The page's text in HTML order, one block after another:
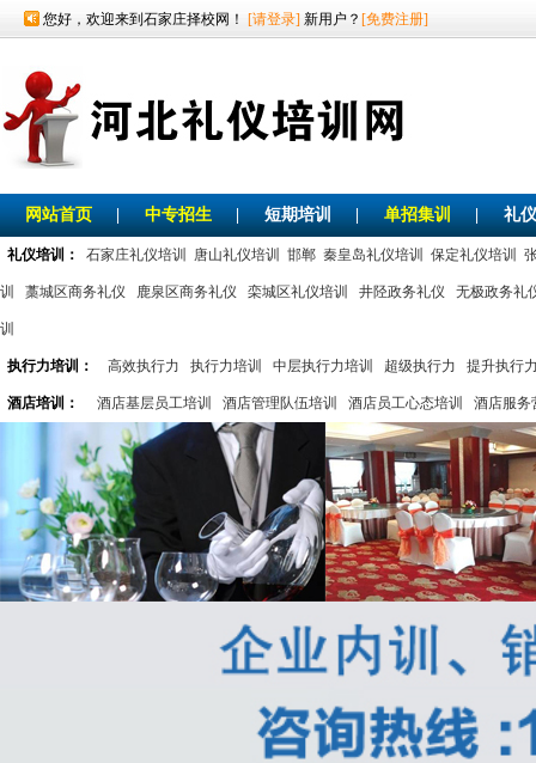
您好，欢迎来到石家庄择校网！ [请登录] 新用户？ [免费注册]
网站首页 中专招生 短期培训 单招集训 礼
礼仪培训： 石家庄礼仪培训 唐山礼仪培训 邯郸 秦皇岛礼仪培训 保定礼仪培训
训 藁城区商务礼仪 鹿泉区商务礼仪 栾城区礼仪培训 井陉政务礼仪 无极政务礼
训
执行力培训： 高效执行力 执行力培训 中层执行力培训 超级执行力 提升执行
酒店培训： 酒店基层员工培训 酒店管理队伍培训 酒店员工心态培训 酒店服务